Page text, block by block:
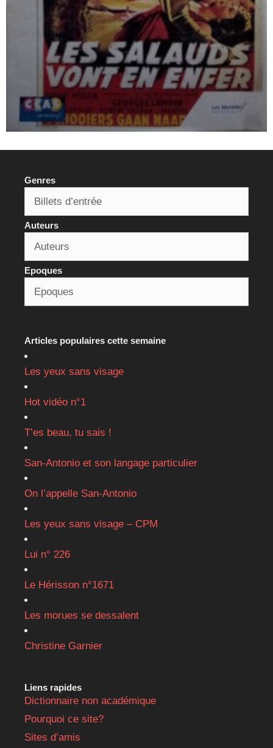
Genres
Auteurs
Epoques
Articles populaires cette semaine
Les yeux sans visage
Hot vidéo n°1
T’es beau, tu sais !
San-Antonio et son langage particulier
On l’appelle San-Antonio
Les yeux sans visage – CPM
Lui n° 226
Le Hérisson n°1671
Les morues se dessalent
Christine Garnier
Liens rapides
Dictionnaire non académique
Pourquoi ce site?
Sites d’amis